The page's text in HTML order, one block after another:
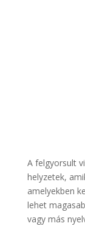
A felgyorsult
helyzetek,
amelyekben
lehet
vagy más